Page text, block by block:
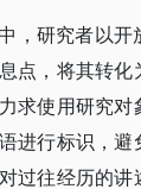
，研究者以开
点，将其转化
求使用研究
进行标识，避
过往经历的讲